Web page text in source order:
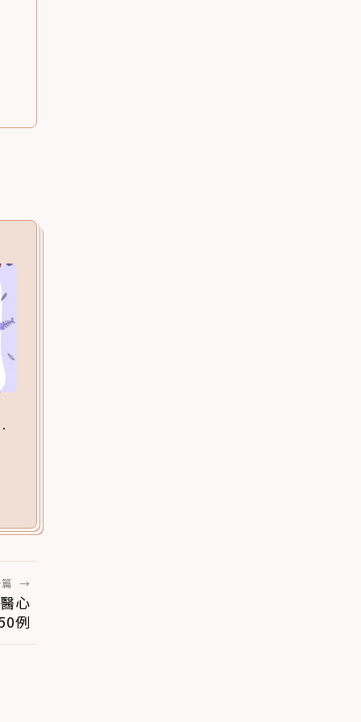
→
心
例